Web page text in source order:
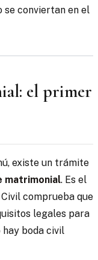
se conviertan en el
el primer
existe un trámite
matrimonial. Es el
comprueba que
legales para
hay boda civil